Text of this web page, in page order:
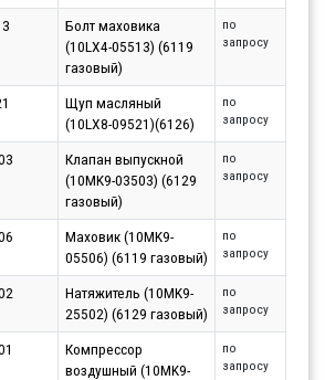
Болт маховика
(10LX4-05513) (6119
газовый)
по
запросу
Щуп масляный
(10LX8-09521)(6126)
по
запросу
Клапан выпускной
(10MK9-03503) (6129
газовый)
по
запросу
Маховик (10MK9-
05506) (6119 газовый)
по
запросу
Натяжитель (10MK9-
25502) (6129 газовый)
по
запросу
Компрессор
воздушный (10MK9-
по
запросу